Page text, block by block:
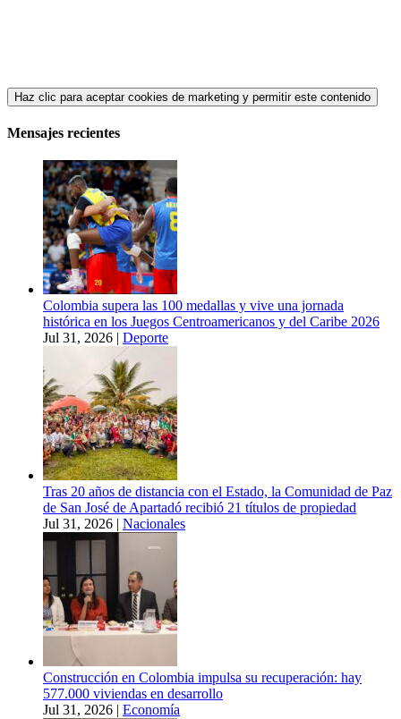
Haz clic para aceptar cookies de marketing y permitir este contenido
Mensajes recientes
Colombia supera las 100 medallas y vive una jornada
histórica en los Juegos Centroamericanos y del Caribe 2026
Jul 31, 2026 | Deporte
Tras 20 años de distancia con el Estado, la Comunidad de Paz
de San José de Apartadó recibió 21 títulos de propiedad
Jul 31, 2026 | Nacionales
Construcción en Colombia impulsa su recuperación: hay
577.000 viviendas en desarrollo
Jul 31, 2026 | Economía